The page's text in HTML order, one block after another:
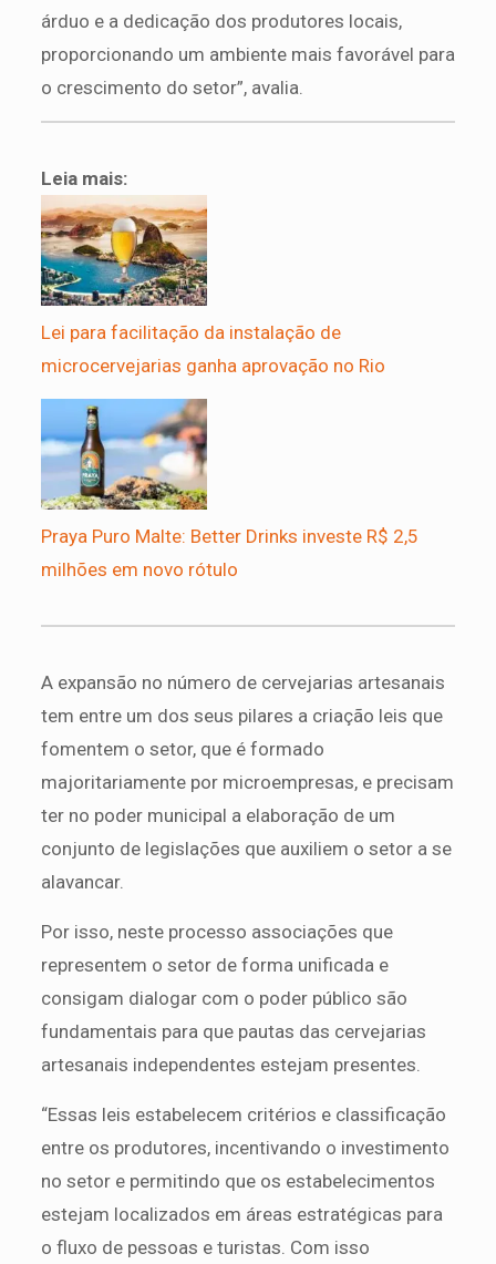
árduo e a dedicação dos produtores locais,
proporcionando um ambiente mais favorável para
o crescimento do setor”, avalia.
Leia mais:
Lei para facilitação da instalação de
microcervejarias ganha aprovação no Rio
Praya Puro Malte: Better Drinks investe R$ 2,5
milhões em novo rótulo
A expansão no número de cervejarias artesanais
tem entre um dos seus pilares a criação leis que
fomentem o setor, que é formado
majoritariamente por microempresas, e precisam
ter no poder municipal a elaboração de um
conjunto de legislações que auxiliem o setor a se
alavancar.
Por isso, neste processo associações que
representem o setor de forma unificada e
consigam dialogar com o poder público são
fundamentais para que pautas das cervejarias
artesanais independentes estejam presentes.
“Essas leis estabelecem critérios e classificação
entre os produtores, incentivando o investimento
no setor e permitindo que os estabelecimentos
estejam localizados em áreas estratégicas para
o fluxo de pessoas e turistas. Com isso